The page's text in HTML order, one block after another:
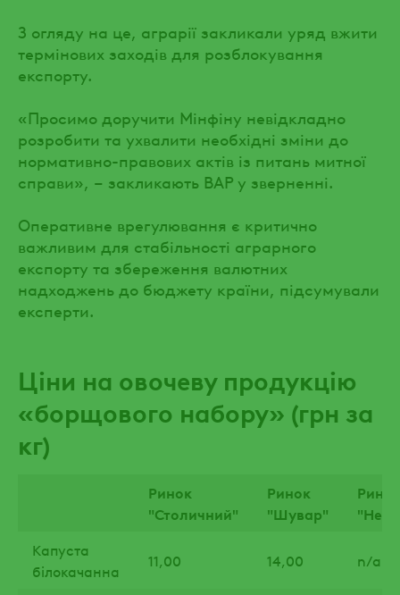
З огляду на це, аграрії закликали уряд вжити
термінових заходів для розблокування
експорту.
«Просимо доручити Мінфіну невідкладно
розробити та ухвалити необхідні зміни до
нормативно-правових актів із питань митної
справи», – закликають ВАР у зверненні.
Оперативне врегулювання є критично
важливим для стабільності аграрного
експорту та збереження валютних
надходжень до бюджету країни, підсумували
експерти.
Ціни на овочеву продукцію
«борщового набору» (грн за
кг)
Ринок
"Столичний"
Ринок
"Шувар"
Ринок
Капуста
білокачанна
11,00 14,00 n/a